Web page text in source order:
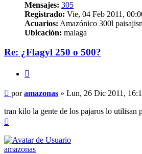
Mensajes: 305
Registrado: Vie, 04 Feb 2011,
Acuarios: Amazónico 300l
Ubicación: malaga
Re: ¿Flagyl 250 o 500?
Mensaje
poramazonas » Lun, 26 Dic 2011,
tran kilo la gente de los pajaros lo utilisan
amazonas